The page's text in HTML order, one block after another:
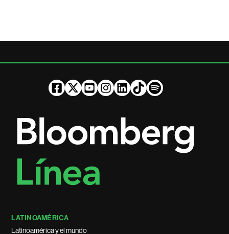
LATINOAMÉRICA
Latinoamérica y el mundo